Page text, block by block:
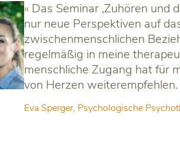
Das Seminar ‚Zuhören
nur neue Perspektiven auf
zwischenmenschlichen
regelmäßig in meine
menschliche Zugang hat für
von Herzen weiterempfehlen.
Eva Sperger, Psychologische